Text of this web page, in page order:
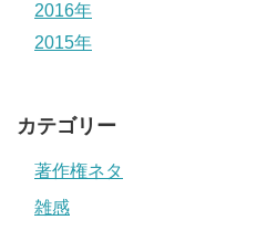
2016年
2015年
カテゴリー
著作権ネタ
雑感